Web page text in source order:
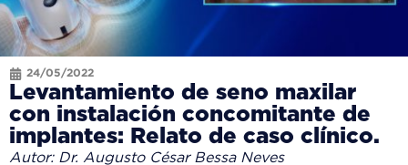
24/05/2022
Levantamiento de seno maxilar
con instalación concomitante de
implantes: Relato de caso clínico.
Autor: Dr. Augusto César Bessa Neves